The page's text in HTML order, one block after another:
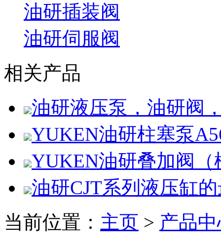
油研插装阀
油研伺服阀
相关产品
油研液压泵，油研阀
YUKEN油研柱塞泵
YUKEN油研叠加阀（
油研CJT系列液压缸
当前位置： 主页 > 产品